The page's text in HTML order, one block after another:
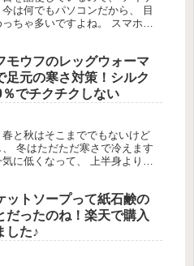
多いですよね。 スマホも
モウフのレッグウォーマ
足元の寒さ対策！シルク
％でチクチクしない
冬はただただ寒さで冷えます
ットソープって紙石鹸の
だったのね！楽天で購入
した♪